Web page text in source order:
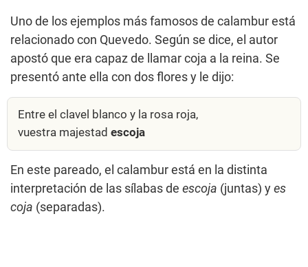
Uno de los ejemplos más famosos de calambur está
relacionado con Quevedo. Según se dice, el autor
apostó que era capaz de llamar coja a la reina. Se
presentó ante ella con dos flores y le dijo:
Entre el clavel blanco y la rosa roja,
vuestra majestad escoja
En este pareado, el calambur está en la distinta
interpretación de las sílabas de escoja (juntas) y es
coja (separadas).